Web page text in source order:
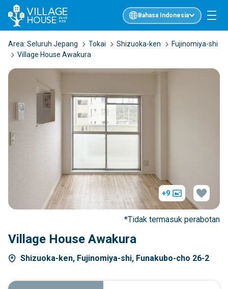
Bahasa Indonesia
Area: Seluruh Jepang Tokai Shizuoka-ken
Fujinomiya-shi
Village House Awakura
Village House Awakura
Shizuoka-ken, Fujinomiya-shi, Funakubo-cho 26-2
+9
*Tidak termasuk perabotan